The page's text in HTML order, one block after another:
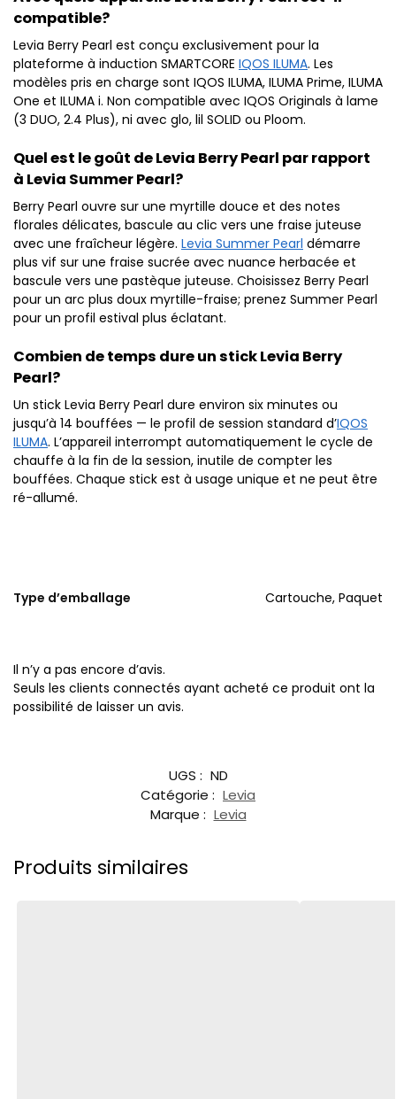
compatible?
Levia Berry Pearl est conçu exclusivement pour la
plateforme à induction SMARTCORE IQOS ILUMA. Les
modèles pris en charge sont IQOS ILUMA, ILUMA Prime, ILUMA
One et ILUMA i. Non compatible avec IQOS Originals à lame
(3 DUO, 2.4 Plus), ni avec glo, lil SOLID ou Ploom.
Quel est le goût de Levia Berry Pearl par rapport
à Levia Summer Pearl?
Berry Pearl ouvre sur une myrtille douce et des notes
florales délicates, bascule au clic vers une fraise juteuse
avec une fraîcheur légère. Levia Summer Pearl démarre
plus vif sur une fraise sucrée avec nuance herbacée et
bascule vers une pastèque juteuse. Choisissez Berry Pearl
pour un arc plus doux myrtille-fraise; prenez Summer Pearl
pour un profil estival plus éclatant.
Combien de temps dure un stick Levia Berry
Pearl?
Un stick Levia Berry Pearl dure environ six minutes ou
jusqu’à 14 bouffées — le profil de session standard d’IQOS
ILUMA. L’appareil interrompt automatiquement le cycle de
chauffe à la fin de la session, inutile de compter les
bouffées. Chaque stick est à usage unique et ne peut être
ré-allumé.
Type d’emballage Cartouche, Paquet
Il n’y a pas encore d’avis.
Seuls les clients connectés ayant acheté ce produit ont la
possibilité de laisser un avis.
UGS : ND
Catégorie : Levia
Marque : Levia
Produits similaires